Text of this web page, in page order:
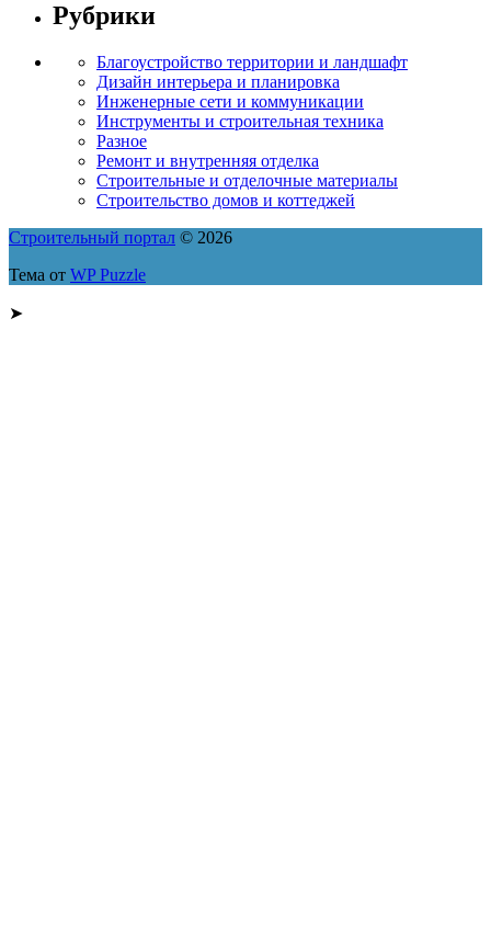
Рубрики
Благоустройство территории и ландшафт
Дизайн интерьера и планировка
Инженерные сети и коммуникации
Инструменты и строительная техника
Разное
Ремонт и внутренняя отделка
Строительные и отделочные материалы
Строительство домов и коттеджей
Строительный портал © 2026
Тема от WP Puzzle
➤